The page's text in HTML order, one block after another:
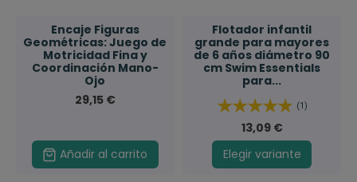
Encaje Figuras
Geométricas: Juego de
Motricidad Fina y
Coordinación Mano-
Ojo
29,15 €
Añadir al carrito
Flotador infantil
grande para mayores
de 6 años diámetro 90
cm Swim Essentials
para...
(1)
13,09 €
Elegir variante